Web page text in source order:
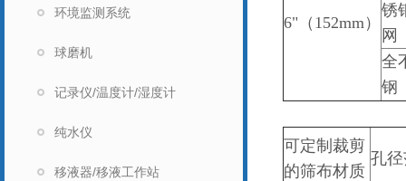
环境监测系统
球磨机
记录仪/温度计/湿度计
纯水仪
移液器/移液工作站
6"（152mm）
锈
网
全
钢
可定制裁剪
的筛布材质
孔